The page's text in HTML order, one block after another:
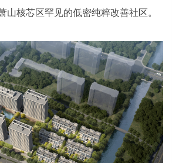
山核芯区罕见的低密纯粹改善社区。